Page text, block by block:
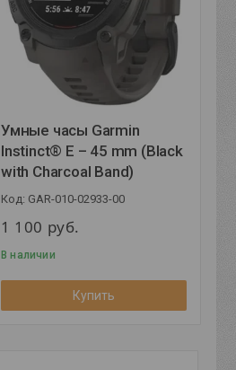
Умные часы Garmin
Instinct® E – 45 mm (Black
with Charcoal Band)
GAR-010-02933-00
1 100 руб.
В наличии
Купить